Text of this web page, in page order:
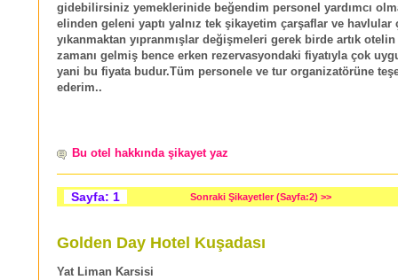
gidebilirsiniz yemeklerinide beğendim personel yardımcı
elinden geleni yaptı yalnız tek şikayetim çarşaflar ve havlular
yıkanmaktan yıpranmışlar değişmeleri gerek birde artık
zamanı gelmiş bence erken rezervasyondaki fiyatıyla çok
yani bu fiyata budur.Tüm personele ve tur organizatörüne
ederim..
Bu otel hakkında şikayet yaz
Sayfa: 1 Sonraki Şikayetler (Sayfa:2) >>
Golden Day Hotel Kuşadası
Yat Liman Karsisi